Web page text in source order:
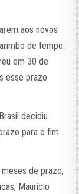
aos novos
de tempo.
em 30 de
esse prazo
decidiu
para o fim
de prazo,
Maurício